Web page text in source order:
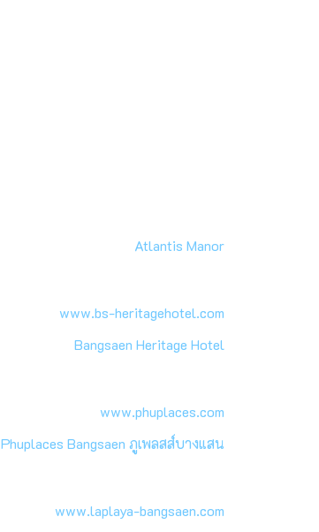
Atlantis Manor
www.bs-heritagehotel.com
Bangsaen Heritage Hotel
www.phuplaces.com
Phuplaces Bangsaen ภูเพลสส์บางแสน
www.laplaya-bangsaen.com